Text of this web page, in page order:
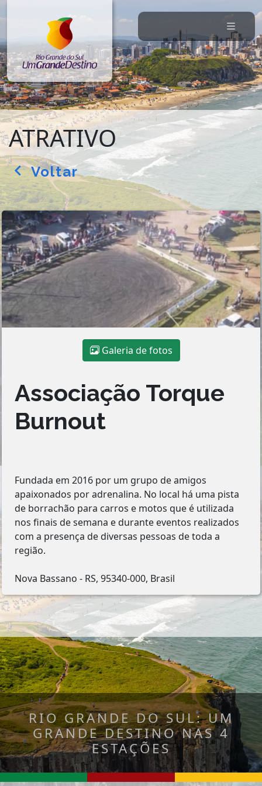
ATRATIVO
arrow_back_ios Voltar
Galeria de fotos
Associação Torque
Burnout
Fundada em 2016 por um grupo de amigos
apaixonados por adrenalina. No local há uma pista
de borrachão para carros e motos que é utilizada
nos finais de semana e durante eventos realizados
com a presença de diversas pessoas de toda a
região.
Nova Bassano - RS, 95340-000, Brasil
RIO GRANDE DO SUL: UM
GRANDE DESTINO NAS 4
ESTAÇÕES